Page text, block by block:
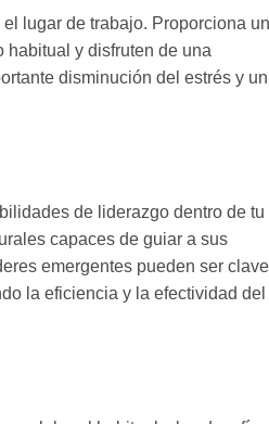
lugar de trabajo. Proporciona
habitual y disfruten de una
disminución del estrés y un
de liderazgo dentro de tu
capaces de guiar a sus
emergentes pueden ser clave
la eficiencia y la efectividad del